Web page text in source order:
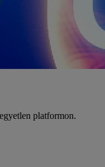
platformon.